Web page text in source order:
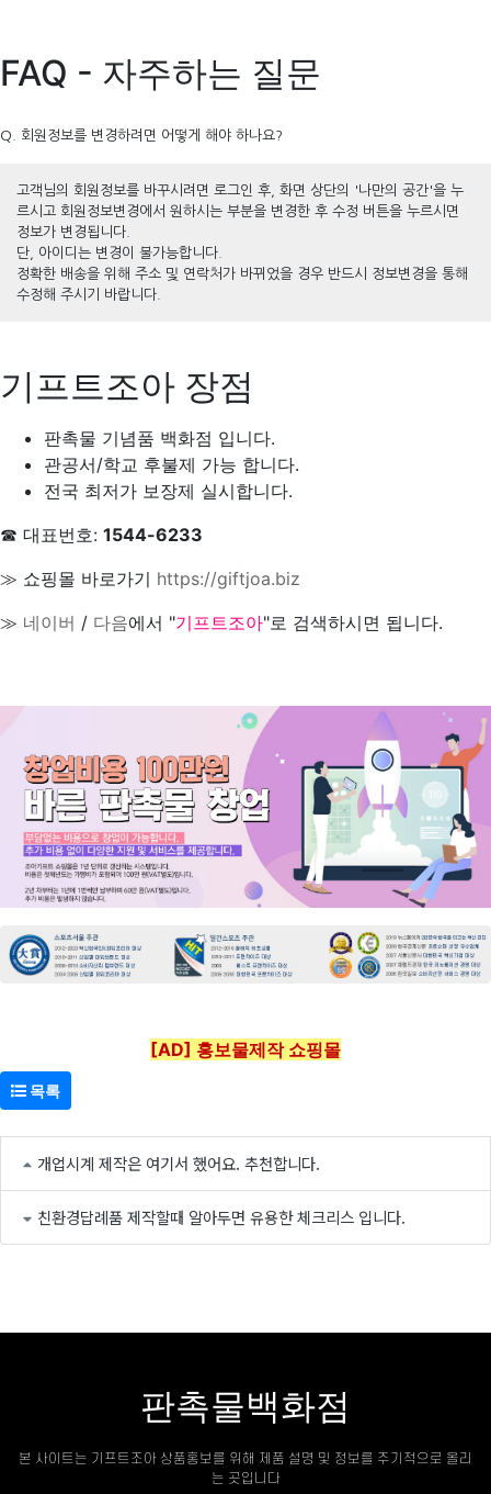
FAQ - 자주하는 질문
Q. 회원정보를 변경하려면 어떻게 해야 하나요?
고객님의 회원정보를 바꾸시려면 로그인 후, 화면 상단의 '나만의 공간'을 누
르시고 회원정보변경에서 원하시는 부분을 변경한 후 수정 버튼을 누르시면
정보가 변경됩니다.
단, 아이디는 변경이 불가능합니다.
정확한 배송을 위해 주소 및 연락처가 바뀌었을 경우 반드시 정보변경을 통해
수정해 주시기 바랍니다.
기프트조아 장점
판촉물 기념품 백화점 입니다.
관공서/학교 후불제 가능 합니다.
전국 최저가 보장제 실시합니다.
☎ 대표번호: 1544-6233
≫ 쇼핑몰 바로가기 https://giftjoa.biz
≫ 네이버 / 다음에서 "기프트조아"로 검색하시면 됩니다.
[AD] 홍보물제작 쇼핑몰
목록
개업시계 제작은 여기서 했어요. 추천합니다.
친환경답례품 제작할때 알아두면 유용한 체크리스 입니다.
판촉물백화점
본 사이트는 기프트조아 상품홍보를 위해 제품 설명 및 정보를 주기적으로 올리
는 곳입니다